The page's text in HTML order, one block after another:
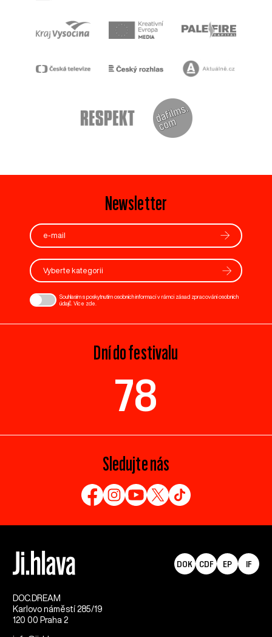
Newsletter
Vyberte kategorii
Souhlasím s poskytnutím osobních informací v rámci zásad zpracování osobních
údajů. Více zde
Dní do festivalu
78
Sledujte nás
DOC.DREAM​
Karlovo náměstí 285/19
120 00 Praha 2
DOK CDF EP IF